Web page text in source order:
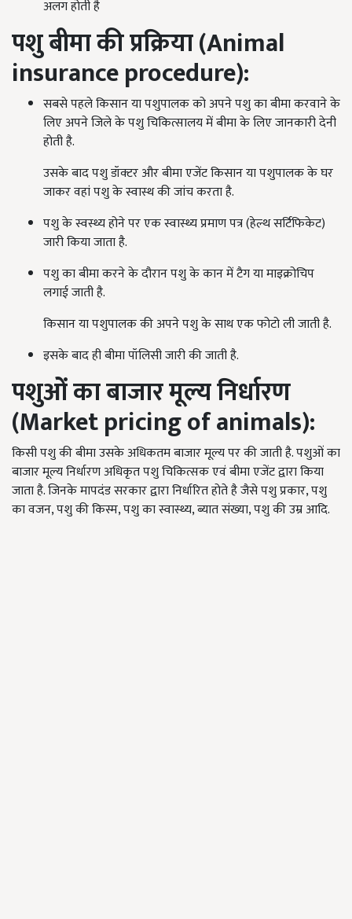
अलग होती है
पशु बीमा की प्रक्रिया (Animal
insurance procedure):
सबसे पहले किसान या पशुपालक को अपने पशु का बीमा करवाने के
लिए अपने जिले के पशु चिकित्सालय में बीमा के लिए जानकारी देनी
होती है.
उसके बाद पशु डॉक्टर और बीमा एजेंट किसान या पशुपालक के घर
जाकर वहां पशु के स्वास्थ की जांच करता है.
पशु के स्वस्थ्य होने पर एक स्वास्थ्य प्रमाण पत्र (हेल्थ सर्टिफिकेट)
जारी किया जाता है.
पशु का बीमा करने के दौरान पशु के कान में टैग या माइक्रोचिप
लगाई जाती है.
किसान या पशुपालक की अपने पशु के साथ एक फोटो ली जाती है.
इसके बाद ही बीमा पॉलिसी जारी की जाती है.
पशुओं का बाजार मूल्य निर्धारण
(Market pricing of animals):
किसी पशु की बीमा उसके अधिकतम बाजार मूल्य पर की जाती है. पशुओं का
बाजार मूल्य निर्धारण अधिकृत पशु चिकित्सक एवं बीमा एजेंट द्वारा किया
जाता है. जिनके मापदंड सरकार द्वारा निर्धारित होते है जैसे पशु प्रकार, पशु
का वजन, पशु की किस्म, पशु का स्वास्थ्य, ब्यात संख्या, पशु की उम्र आदि.